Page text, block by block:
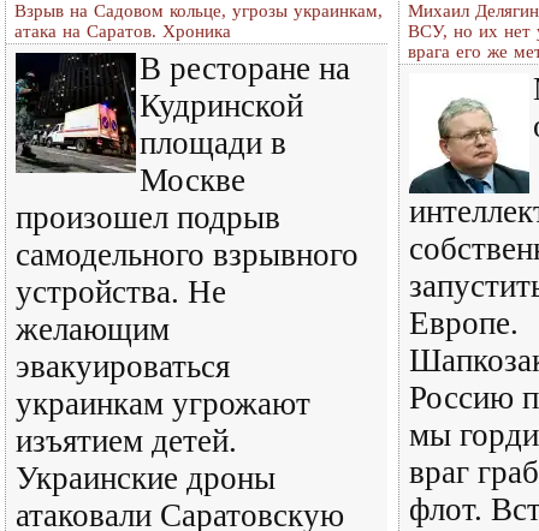
Взрыв на Садовом кольце, угрозы украинкам,
атака на Саратов. Хроника
В ресторане на
Кудринской
площади в
Москве
произошел подрыв
самодельного взрывного
устройства. Не
желающим
эвакуироваться
украинкам угрожают
изъятием детей.
Украинские дроны
атаковали Саратовскую
Михаил
ВСУ, но их нет
врага его же
Европе.
Россию
мы
враг
флот.